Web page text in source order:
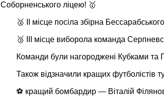
Соборненського ліцею! 🥇
🥈 ІІ місце посіла збірна
🥉 ІІІ місце виборола команда
Команди були нагороджені Кубками та
Також відзначили кращих футболістів
⚽️ кращий бомбардир — Віталій